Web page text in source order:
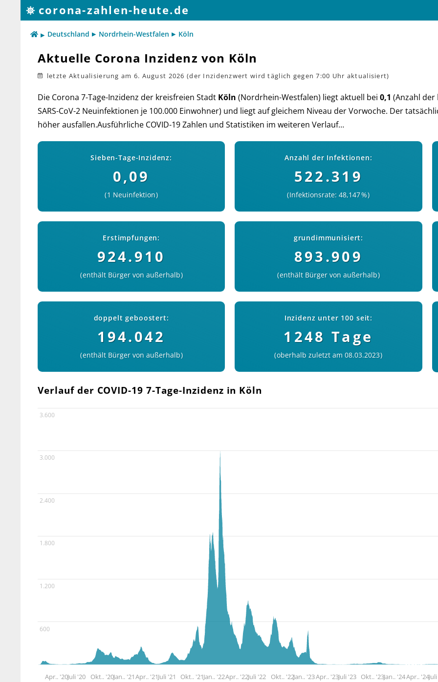
corona-zahlen-heute.de
Deutschland Nordrhein-Westfalen Köln
Aktuelle Corona Inzidenz von Köln
letzte Aktualisierung am 6. August 2026
Die Corona 7-Tage-Inzidenz der kreis­freien Stadt Köln (Nord­rhein-West­falen) liegt aktu­ell bei 0,1 (An­zahl der
SARS-CoV-2 Neu­in­fek­tio­nen je 100.000 Ein­woh­ner) und liegt auf glei­chem Niveau der Vorwoche. Der
höher aus­fal­len.Aus­führ­liche COVID-19 Zah­len und Sta­tis­ti­ken im wei­teren Verlauf…
Sieben-Tage-Inzidenz:
0,09
1 Neuinfektion
Anzahl der Infektionen:
522.319
Infektionsrate: 48,147 %
Erstimpfungen:
924.910
enthält Bürger von außerhalb
grundimmunisiert:
893.909
enthält Bürger von außerhalb
doppelt geboostert:
194.042
enthält Bürger von außerhalb
Inzidenz unter 100 seit:
1248 Tage
oberhalb zuletzt am 08.03.2023
Verlauf der COVID-19 7-Tage-Inzidenz in Köln
600
1.200
1.800
2.400
3.000
3.600
Apr.. '20Juli '20 Okt.. '20Jan.. '21Apr.. '21Juli '21 Okt.. '21Jan.. '22Apr.. '22Juli '22 Okt.. '22Jan.. '23Apr.. '23Juli '23 Okt.. '23Jan.. '24Apr.. '24